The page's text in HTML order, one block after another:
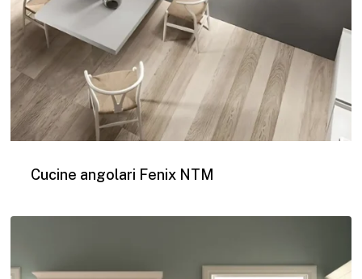
Cucine angolari Fenix NTM